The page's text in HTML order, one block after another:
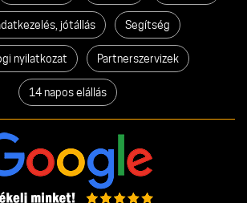
jótállás Segítség
nyilatkozat Partnerszervizek
14 napos elállás